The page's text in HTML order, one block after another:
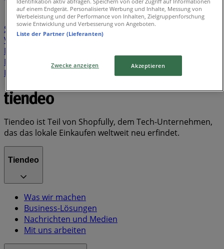
Supermärkte
Kleidung, Schuhe und Accessoires
Sportgeschäfte
Spielzeug und Baby
Banken und
Versicherungen
Baumärkte und Gartencenter
Möbelhäuser
Motorrad und Werkstatt
Discounter
Drogerien und
Parfümerie
Seifenblasen
Metalldetektor
Tiendeo ist Teil von Shopfully, dem Tech-Unternehmen,
das das lokale Einkaufen weltweit neu erfindet.
Tiendeo
Was wir machen
Business-Lösungen
Nachrichten und Medien
Mit uns arbeiten
auf einem Endgerät. Personalisierte Werbung und Inhalte, Messung von
Werbeleistung und der Performance von Inhalten, Zielgruppenforschung
sowie Entwicklung und Verbesserung von Angeboten.
Liste der Partner (Lieferanten)
Zwecke anzeigen Akzeptieren